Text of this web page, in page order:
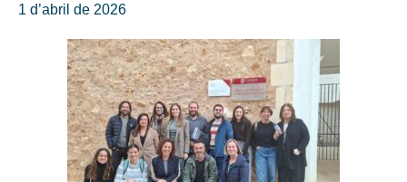
1 d’abril de 2026